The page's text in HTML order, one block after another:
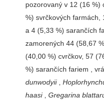
pozorovaný v 12 (16 %)
%) svrčkových farmách,
a 4 (5,33 %) sarančích
zamorených 44 (58,67
(40,00 %) cvrčkov, 57
%) sarančích fariem ,
dunwodyii,
haasi, Gregarina